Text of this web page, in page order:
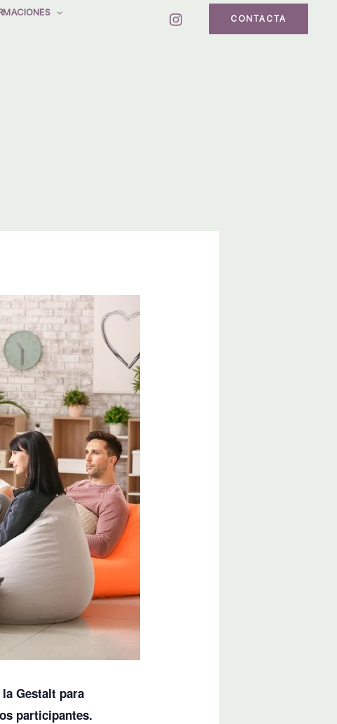
CONTACTA
Gestalt para
participantes.